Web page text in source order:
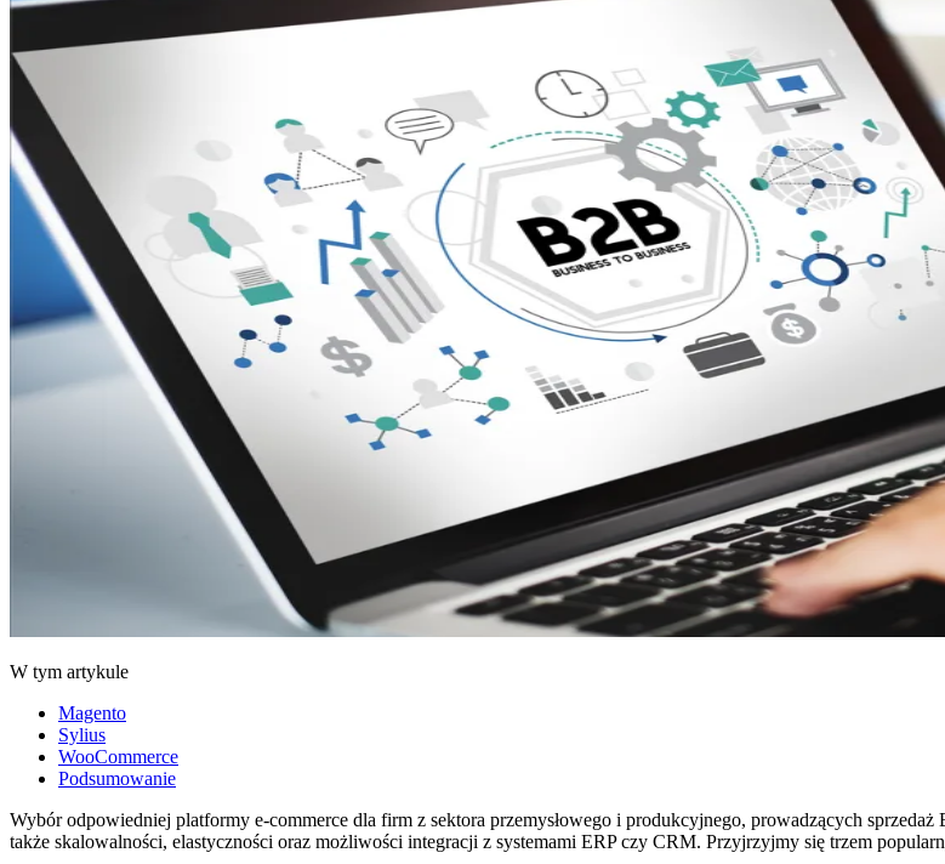
W tym artykule
Magento
Sylius
WooCommerce
Podsumowanie
Wybór odpowiedniej platformy e-commerce dla firm z sektora przemysłowego i produkcyjnego, prowadzących
także skalowalności, elastyczności oraz możliwości integracji z systemami ERP czy CRM. Przyjrzyjmy się trzem